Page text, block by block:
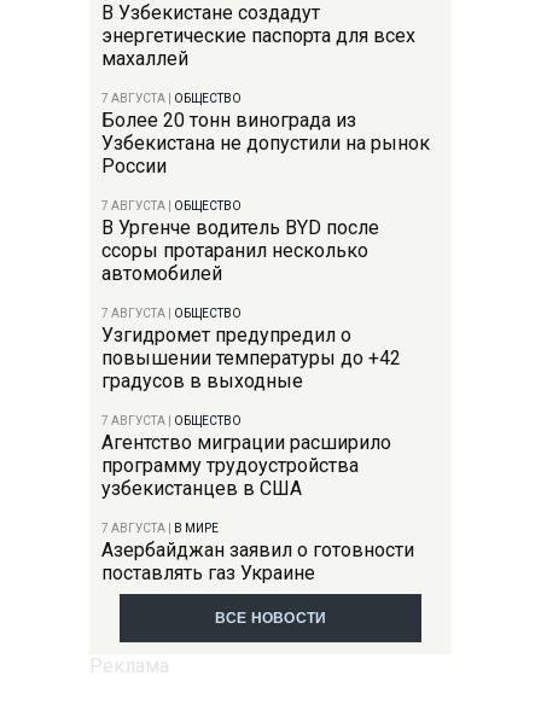
В Узбекистане создадут
энергетические паспорта для всех
махаллей
7 АВГУСТА ОБЩЕСТВО
Более 20 тонн винограда из
Узбекистана не допустили на рынок
России
7 АВГУСТА ОБЩЕСТВО
В Ургенче водитель BYD после
ссоры протаранил несколько
автомобилей
7 АВГУСТА ОБЩЕСТВО
Узгидромет предупредил о
повышении температуры до +42
градусов в выходные
7 АВГУСТА ОБЩЕСТВО
Агентство миграции расширило
программу трудоустройства
узбекистанцев в США
7 АВГУСТА В МИРЕ
Азербайджан заявил о готовности
поставлять газ Украине
ВСЕ НОВОСТИ